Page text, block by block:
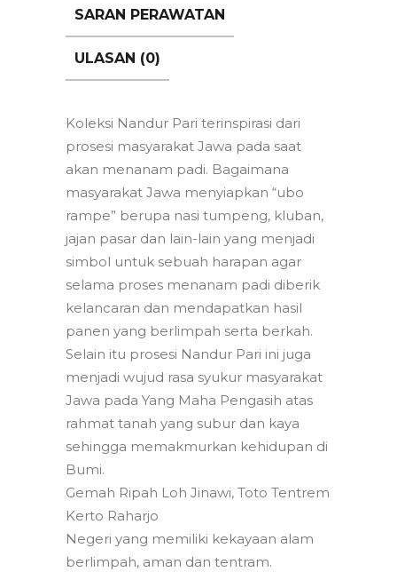
SARAN PERAWATAN
ULASAN (0)
Koleksi Nandur Pari terinspirasi dari
prosesi masyarakat Jawa pada saat
akan menanam padi. Bagaimana
masyarakat Jawa menyiapkan “ubo
rampe” berupa nasi tumpeng, kluban,
jajan pasar dan lain-lain yang menjadi
simbol untuk sebuah harapan agar
selama proses menanam padi diberik
kelancaran dan mendapatkan hasil
panen yang berlimpah serta berkah.
Selain itu prosesi Nandur Pari ini juga
menjadi wujud rasa syukur masyarakat
Jawa pada Yang Maha Pengasih atas
rahmat tanah yang subur dan kaya
sehingga memakmurkan kehidupan di
Bumi.
Gemah Ripah Loh Jinawi, Toto Tentrem
Kerto Raharjo
Negeri yang memiliki kekayaan alam
berlimpah, aman dan tentram.